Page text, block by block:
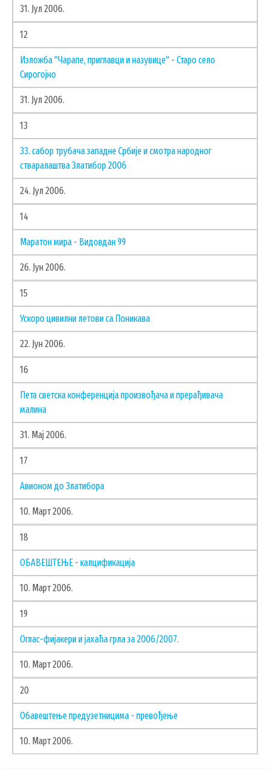
31. Јул 2006.
12
Изложба "Чарапе, приглавци и назувице" - Старо село
Сирогојно
31. Јул 2006.
13
33. сабор трубача западне Србије и смотра народног
стваралаштва Златибор 2006
24. Јул 2006.
14
Маратон мира - Видовдан 99
26. Јун 2006.
15
Ускоро цивилни летови са Поникава
22. Јун 2006.
16
Пета светска конференција произвођача и прерађивача
малина
31. Мај 2006.
17
Авионом до Златибора
10. Март 2006.
18
ОБАВЕШТЕЊЕ - калцификација
10. Март 2006.
19
Оглас-фијакери и јахаћа грла за 2006/2007.
10. Март 2006.
20
Обавештење предузетницима - превођење
10. Март 2006.